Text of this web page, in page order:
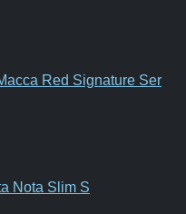
Red Signature Ser
Nota Slim S